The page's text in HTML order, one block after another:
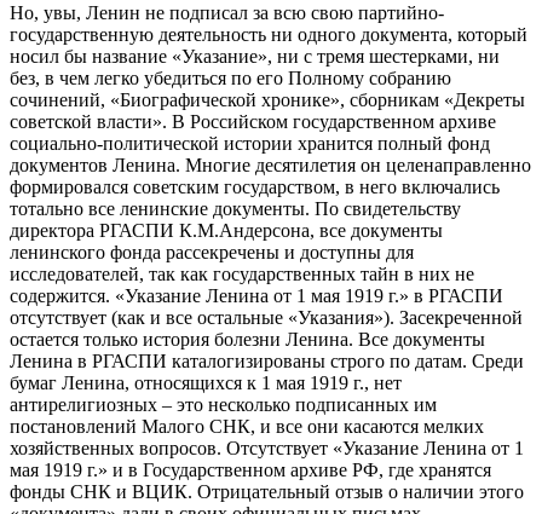
Но, увы, Ленин не подписал за всю свою партийно-
государственную деятельность ни одного документа, который
носил бы название «Указание», ни с тремя шестерками, ни
без, в чем легко убедиться по его Полному собранию
сочинений, «Биографической хронике», сборникам «Декреты
советской власти». В Российском государственном архиве
социально-политической истории хранится полный фонд
документов Ленина. Многие десятилетия он целенаправленно
формировался советским государством, в него включались
тотально все ленинские документы. По свидетельству
директора РГАСПИ К.М.Андерсона, все документы
ленинского фонда рассекречены и доступны для
исследователей, так как государственных тайн в них не
содержится. «Указание Ленина от 1 мая 1919 г.» в РГАСПИ
отсутствует (как и все остальные «Указания»). Засекреченной
остается только история болезни Ленина. Все документы
Ленина в РГАСПИ каталогизированы строго по датам. Среди
бумаг Ленина, относящихся к 1 мая 1919 г., нет
антирелигиозных – это несколько подписанных им
постановлений Малого СНК, и все они касаются мелких
хозяйственных вопросов. Отсутствует «Указание Ленина от 1
мая 1919 г.» и в Государственном архиве РФ, где хранятся
фонды СНК и ВЦИК. Отрицательный отзыв о наличии этого